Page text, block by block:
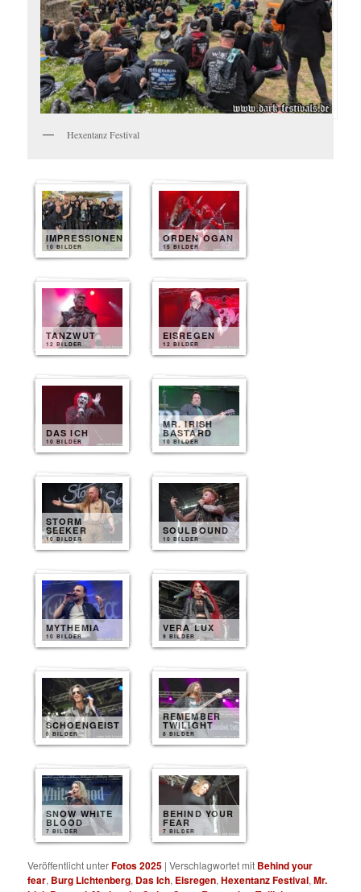
Hexentanz Festival
IMPRESSIONEN
10 BILDER
ORDEN OGAN
15 BILDER
TANZWUT
12 BILDER
EISREGEN
12 BILDER
DAS ICH
10 BILDER
MR. IRISH
BASTARD
10 BILDER
STORM
SEEKER
10 BILDER
SOULBOUND
10 BILDER
MYTHEMIA
10 BILDER
VERA LUX
9 BILDER
SCHOENGEIST
8 BILDER
REMEMBER
TWILIGHT
8 BILDER
SNOW WHITE
BLOOD
7 BILDER
BEHIND YOUR
FEAR
7 BILDER
Veröffentlicht unterFotos 2025 |Verschlagwortet mit Behind your
fear, Burg Lichtenberg, Das Ich, Eisregen,Hexentanz Festival,Mr.